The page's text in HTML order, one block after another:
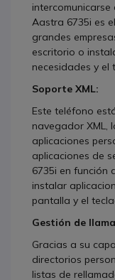
Aastra 6735i es
grandes
escritorio o
necesidades y el
Soporte XML:
Este teléfono
navegador XML,
aplicaciones
aplicaciones de
6735i en función
instalar
pantalla y el
Gestión de
Gracias a su
directorios
listas de